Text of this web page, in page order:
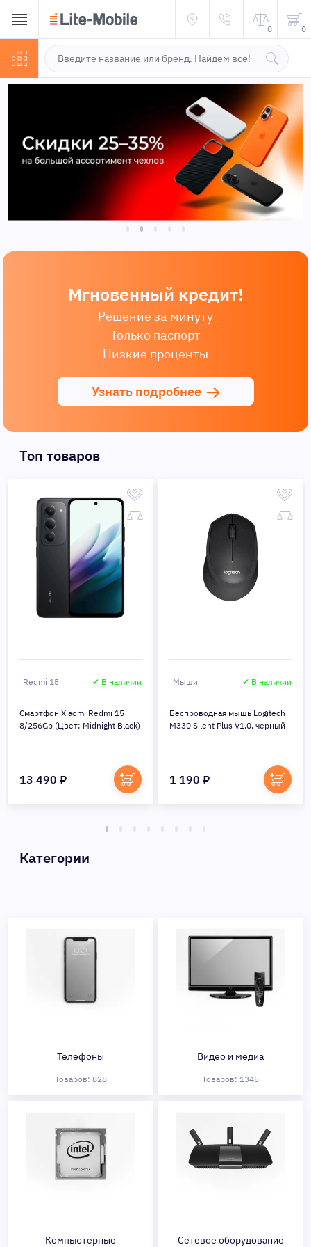
0 0
Мгновенный кредит!
Узнать подробнее
Решение за минуту
Только паспорт
Низкие проценты
Топ товаров
Redmi 15 ✔ В наличии
Смартфон Xiaomi Redmi 15
8/256Gb (Цвет: Midnight Black)
13 490 ₽
Мыши ✔ В наличии
Беспроводная мышь Logitech
M330 Silent Plus V1.0, черный
1 190 ₽
Категории
Телефоны
Товаров: 828
Видео и медиа
Товаров: 1345
Компьютерные Сетевое оборудование